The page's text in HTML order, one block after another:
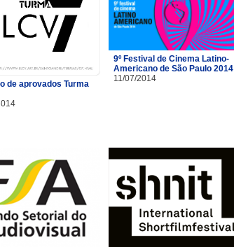
de aprovados Turma
9º Festival de Cinema Latino-
Americano de São Paulo 2014
11/07/2014